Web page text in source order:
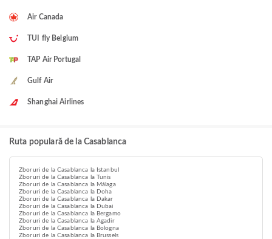
Air Canada
TUI fly Belgium
TAP Air Portugal
Gulf Air
Shanghai Airlines
Ruta populară de la Casablanca
Zboruri de la Casablanca la Istanbul
Zboruri de la Casablanca la Tunis
Zboruri de la Casablanca la Málaga
Zboruri de la Casablanca la Doha
Zboruri de la Casablanca la Dakar
Zboruri de la Casablanca la Dubai
Zboruri de la Casablanca la Bergamo
Zboruri de la Casablanca la Agadir
Zboruri de la Casablanca la Bologna
Zboruri de la Casablanca la Brussels